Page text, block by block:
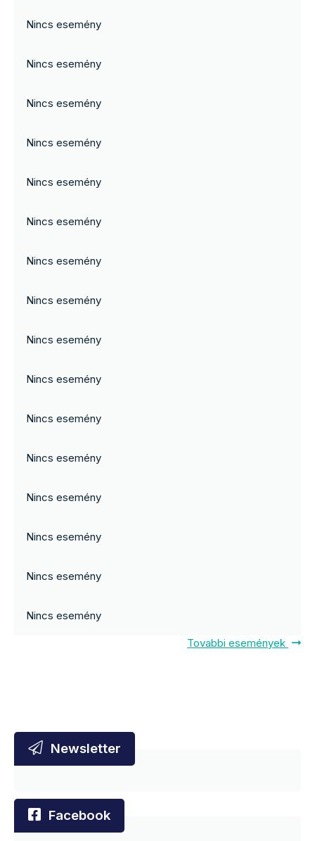
Nincs esemény
Nincs esemény
Nincs esemény
Nincs esemény
Nincs esemény
Nincs esemény
Nincs esemény
Nincs esemény
Nincs esemény
Nincs esemény
Nincs esemény
Nincs esemény
Nincs esemény
Nincs esemény
Nincs esemény
Nincs esemény
Tovabbi események
Newsletter
Facebook